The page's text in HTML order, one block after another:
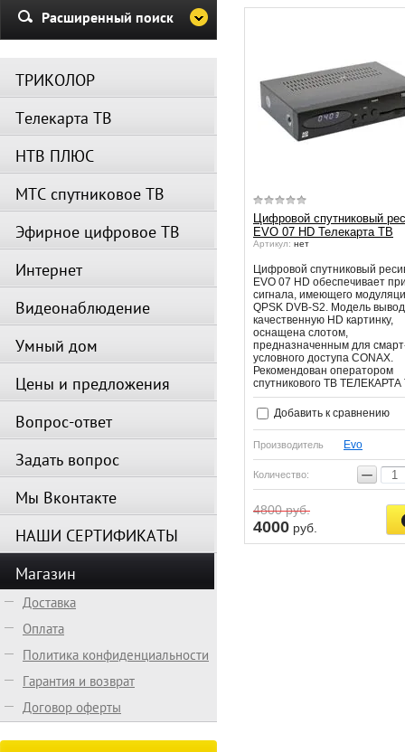
Убедительная просьба в
спутниковое оборудование.
Вещание телеканалов и
сервисов возобновится
автоматически по завершении
профилактических работ.
Цифровой спутниковый
EVO 07 HD Телекарта ТВ
Артикул: нет
Цифровой спутниковый
EVO 07 HD обеспечивает
сигнала, имеющего
QPSK DVB-S2. Модель
качественную HD картинку,
оснащена слотом,
предназначенным для
условного доступа СОNАХ.
Рекомендован оператором
спутникового ТВ ТЕЛЕКАРТА
Добавить к сравнению
Производитель Evo
Количество: −
4800руб.
4000 руб.
Расширенный поиск
ТРИКОЛОР
Телекарта ТВ
НТВ ПЛЮС
МТС спутниковое ТВ
Эфирное цифровое ТВ
Интернет
Видеонаблюдение
Умный дом
Цены и предложения
Вопрос-ответ
Задать вопрос
Мы Вконтакте
НАШИ СЕРТИФИКАТЫ
Магазин
Доставка
Оплата
Политика конфиденциальности
Гарантия и возврат
Договор оферты